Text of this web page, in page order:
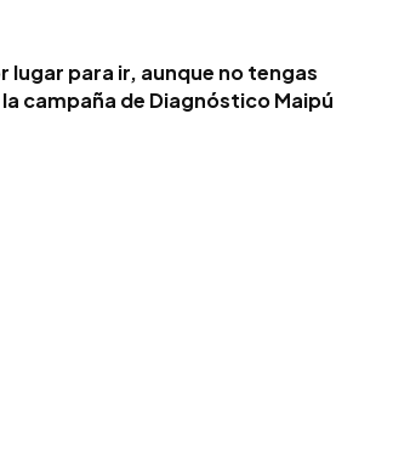
lugar para ir, aunque no tengas
campaña de Diagnóstico Maipú